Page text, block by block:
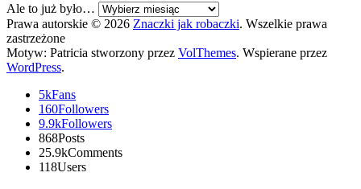
Ale to już było…
Prawa autorskie © 2026 Znaczki jak robaczki. Wszelkie prawa
zastrzeżone
Motyw: Patricia stworzony przez VolThemes. Wspierane przez
WordPress.
5kFans
160Followers
9.9kFollowers
868Posts
25.9kComments
118Users